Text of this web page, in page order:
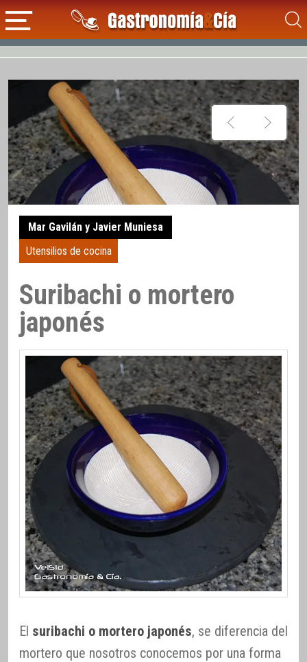
Mar Gavilán y Javier Muniesa
Utensilios de cocina
Suribachi o mortero
japonés
El suribachi o mortero japonés, se diferencia del
mortero que nosotros conocemos por una forma